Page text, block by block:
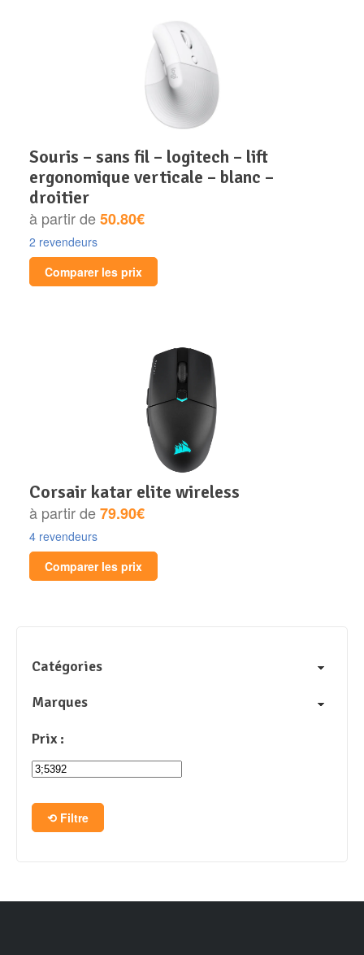
souris – sans fil – logitech – lift
ergonomique verticale – blanc –
droitier
à partir de50.80€
2 revendeurs
Comparer les prix
corsair katar elite wireless
à partir de79.90€
4 revendeurs
Comparer les prix
Catégories
Marques
Prix :
Filtre